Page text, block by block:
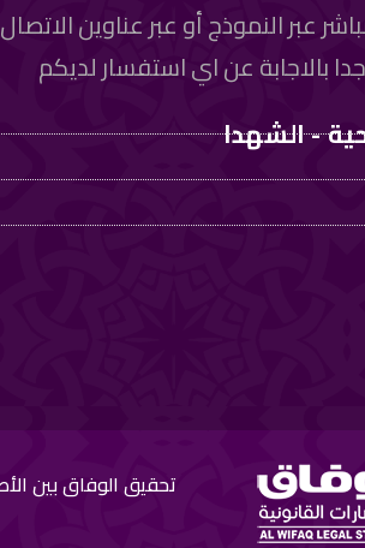
عبر النموذج أو عبر عناوين الاتصال
بالاجابة عن اي استفسار لديكم
- الشهدا
تحقيق الوفاق بين